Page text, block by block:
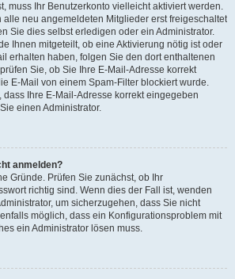
muss Ihr Benutzerkonto vielleicht aktiviert werden.
alle neu angemeldeten Mitglieder erst freigeschaltet
Sie dies selbst erledigen oder ein Administrator.
Ihnen mitgeteilt, ob eine Aktivierung nötig ist oder
erhalten haben, folgen Sie den dort enthaltenen
Sie, ob Sie Ihre E-Mail-Adresse korrekt
E-Mail von einem Spam-Filter blockiert wurde.
Ihre E-Mail-Adresse korrekt eingegeben
einen Administrator.
anmelden?
Gründe. Prüfen Sie zunächst, ob Ihr
richtig sind. Wenn dies der Fall ist, wenden
um sicherzugehen, dass Sie nicht
möglich, dass ein Konfigurationsproblem mit
ein Administrator lösen muss.